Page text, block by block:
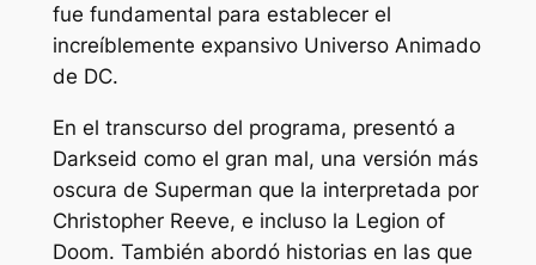
fue fundamental para establecer el
increíblemente expansivo Universo Animado
de DC.
En el transcurso del programa, presentó a
Darkseid como el gran mal, una versión más
oscura de Superman que la interpretada por
Christopher Reeve, e incluso la Legion of
Doom. También abordó historias en las que